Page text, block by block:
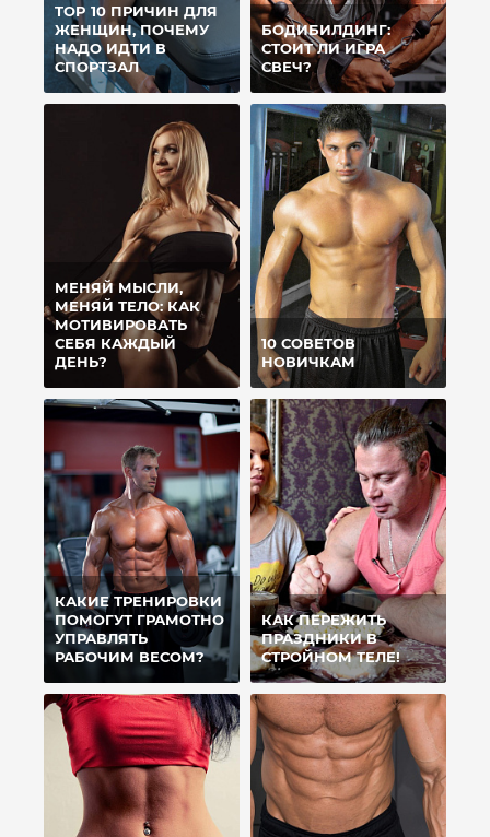
TOP 10 ПРИЧИН ДЛЯ
ЖЕНЩИН, ПОЧЕМУ
НАДО ИДТИ В
СПОРТЗАЛ
БОДИБИЛДИНГ:
СТОИТ ЛИ ИГРА
СВЕЧ?
МЕНЯЙ МЫСЛИ,
МЕНЯЙ ТЕЛО: КАК
МОТИВИРОВАТЬ
СЕБЯ КАЖДЫЙ
ДЕНЬ?
10 СОВЕТОВ
НОВИЧКАМ
КАКИЕ ТРЕНИРОВКИ
ПОМОГУТ ГРАМОТНО
УПРАВЛЯТЬ
РАБОЧИМ ВЕСОМ?
КАК ПЕРЕЖИТЬ
ПРАЗДНИКИ В
СТРОЙНОМ ТЕЛЕ!